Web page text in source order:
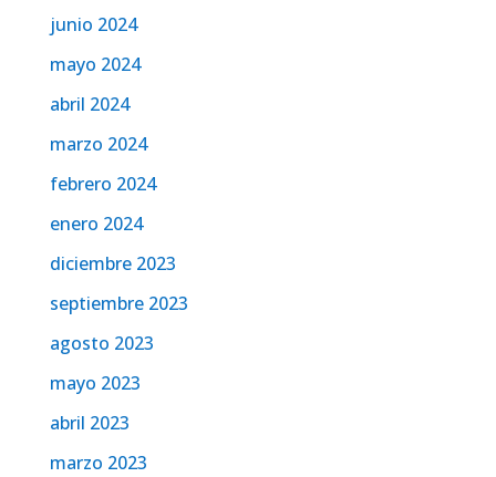
junio 2024
mayo 2024
abril 2024
marzo 2024
febrero 2024
enero 2024
diciembre 2023
septiembre 2023
agosto 2023
mayo 2023
abril 2023
marzo 2023